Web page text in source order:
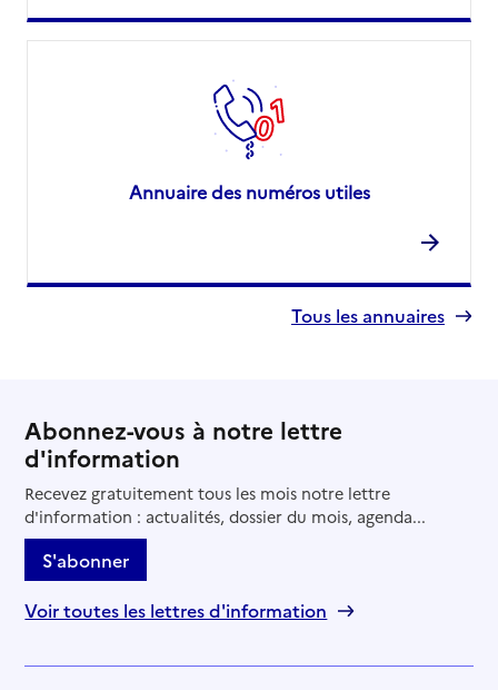
Annuaire des numéros utiles
Tous les annuaires
Abonnez-vous à notre lettre
d'information
Recevez gratuitement tous les mois notre lettre
d'information : actualités, dossier du mois, agenda...
S'abonner
Voir toutes les lettres d'information